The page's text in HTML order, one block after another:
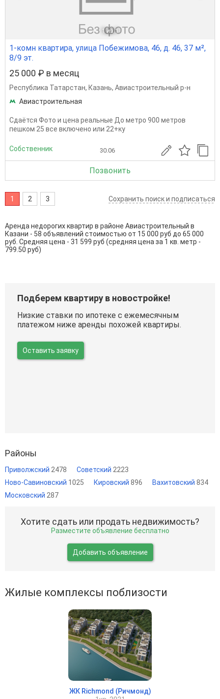
1 из 1
1-комн квартира, улица Побежимова, 46, д. 46, 37 м²,
8/9 эт.
25 000 ₽ в месяц
Республика Татарстан, Казань, Авиастроительный р-н
Авиастроительная
Сдаётся Фото и цена реальные До метро 900 метров
пешком 25 все включено или 22+ку
Собственник 30.06
Позвонить
1 2 3 Сохранить поиск и подписаться
Аренда недорогих квартир в районе Авиастроительный в
Казани - 58 объявлений стоимостью от 15 000 руб до 65 000
руб. Средняя цена - 31 599 руб (средняя цена за 1 кв. метр -
799.50 руб)
Подберем квартиру в новостройке!
Низкие ставки по ипотеке с ежемесячным
платежом ниже аренды похожей квартиры.
Оставить заявку
Районы
Приволжский 2478 Советский 2223
Ново-Савиновский 1025 Кировский 896 Вахитовский 834
Московский 287
Хотите сдать или продать недвижимость?
Разместите объявление бесплатно
Добавить объявление
Жилые комплексы поблизости
ЖК Richmond (Ричмонд)